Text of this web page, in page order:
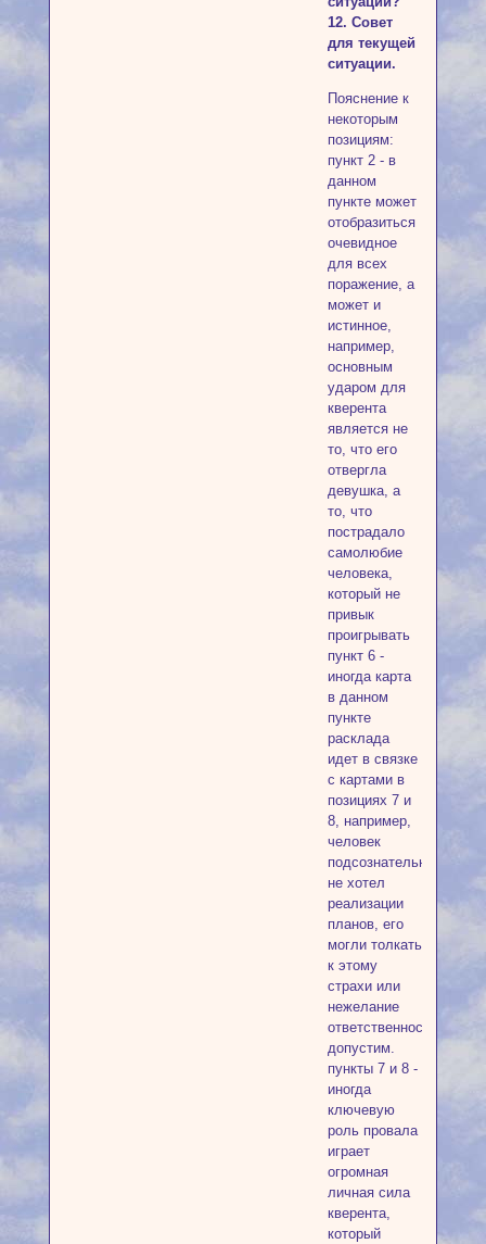
12. Совет
для текущей
ситуации.
Пояснение к
некоторым
позициям:
пункт 2 - в
данном
пункте может
отобразиться
очевидное
для всех
поражение, а
может и
истинное,
например,
основным
ударом для
кверента
является не
то, что его
отвергла
девушка, а
то, что
пострадало
самолюбие
человека,
который не
привык
проигрывать
пункт 6 -
иногда карта
в данном
пункте
расклада
идет в связке
с картами в
позициях 7 и
8, например,
человек
подсознательно
не хотел
реализации
планов, его
могли толкать
к этому
страхи или
нежелание
ответственности
допустим.
пункты 7 и 8 -
иногда
ключевую
роль провала
играет
огромная
личная сила
кверента,
который